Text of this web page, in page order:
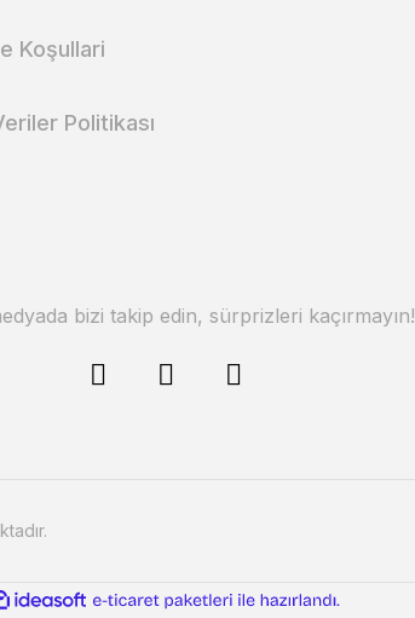
Koşullari
Politikası
bizi takip edin, sürprizleri kaçırmayın!
ideasoft
e-